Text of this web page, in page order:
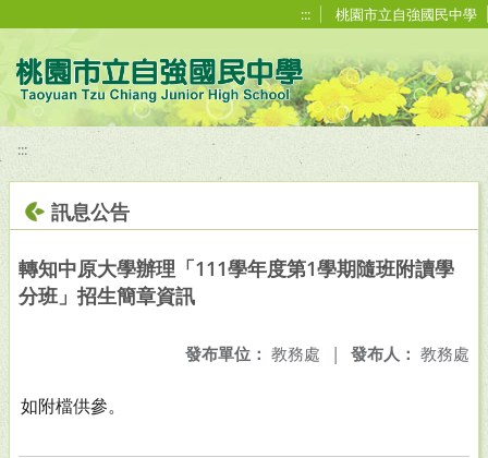
::: 桃園市立自強國民中學
:::
訊息公告
轉知中原大學辦理「111學年度第1學期隨班附讀學
分班」招生簡章資訊
發布人： 教務處
發布單位： 教務處 |
如附檔供參。